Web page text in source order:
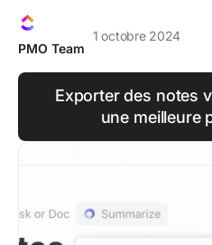
PMO Team
1 octobre 2024
Exporter des notes
une meilleure